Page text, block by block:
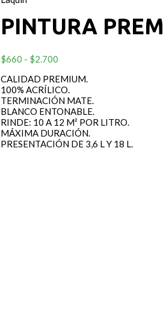
PINTURA
$660 - $2.700
precios:
desde
$660
hasta
$2.700
CALIDAD PREMIUM.
100% ACRÍLICO.
TERMINACIÓN MATE.
BLANCO ENTONABLE.
RINDE: 10 A 12 M² POR LITRO.
MÁXIMA DURACIÓN.
PRESENTACIÓN DE 3,6 L Y 18 L.